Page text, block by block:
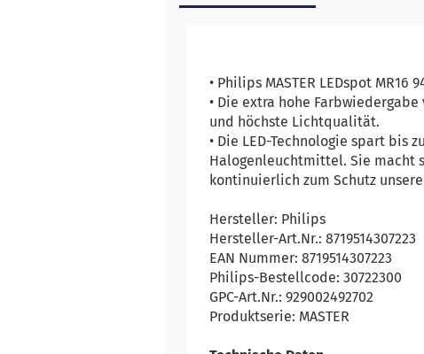
• Philips MASTER LEDspot
• Die extra hohe
und höchste Lichtqualität.
• Die LED-Technologie spart bis
Halogenleuchtmittel. Sie macht
kontinuierlich zum Schutz
Hersteller: Philips
Hersteller-Art.Nr.: 8719514307223
EAN Nummer: 8719514307223
Philips-Bestellcode: 30722300
GPC-Art.Nr.: 929002492702
Produktserie: MASTER